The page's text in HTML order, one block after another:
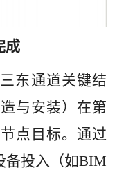
成
东通道关键结
与安装）在第
点目标。通过
备投入（如BIM